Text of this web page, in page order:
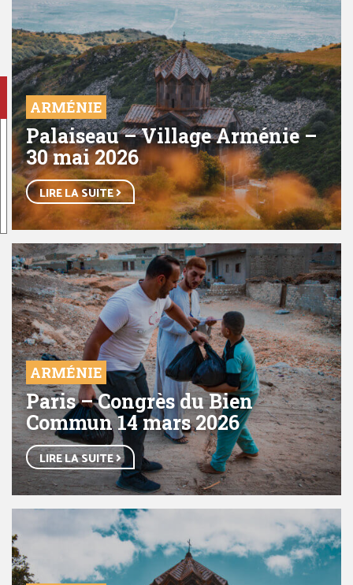
ARMÉNIE
Palaiseau – Village Arménie –
30 mai 2026
LIRE LA SUITE
ARMÉNIE
Paris – Congrès du Bien
Commun 14 mars 2026
LIRE LA SUITE